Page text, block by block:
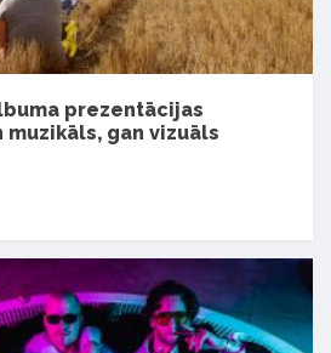
prezentācijas
muzikāls, gan vizuāls